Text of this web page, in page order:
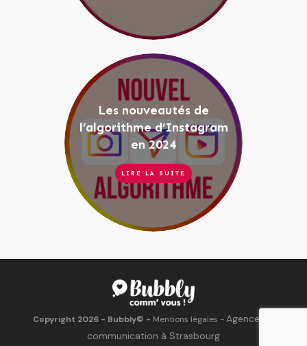
Les nouveautés de
l’algorithme d’Instagram
en 2024
LIRE LA SUITE
Copyright 2026 - Bubbly© - Mentions légales -Agence de
communication à Strasbourg